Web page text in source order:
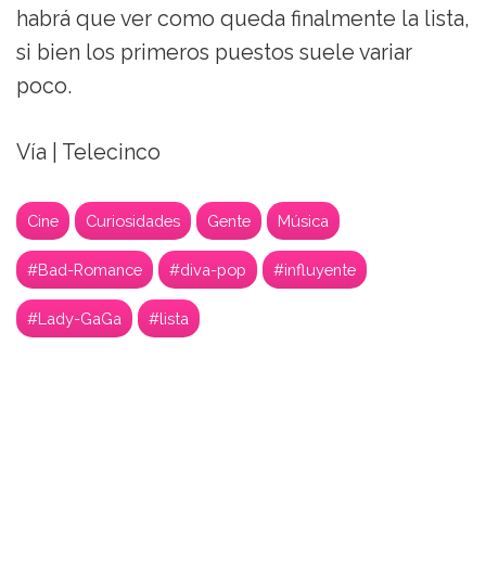
habrá que ver como queda finalmente la lista,
si bien los primeros puestos suele variar
poco.
Vía | Telecinco
Cine Curiosidades Gente Música
#Bad-Romance #diva-pop #influyente
#Lady-GaGa #lista